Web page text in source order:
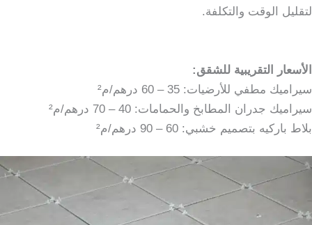
لتقليل الوقت والتكلفة.
الأسعار التقريبية للشقق:
سيراميك مطفي للأرضيات: 35 – 60 درهم/م²
سيراميك جدران المطابخ والحمامات: 40 – 70 درهم/م²
بلاط باركيه بتصميم خشبي: 60 – 90 درهم/م²